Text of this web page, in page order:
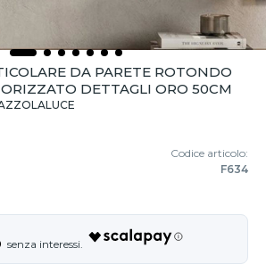
DA PARETE ROTONDO
DETTAGLI ORO 50CM
Codice articolo:
F634